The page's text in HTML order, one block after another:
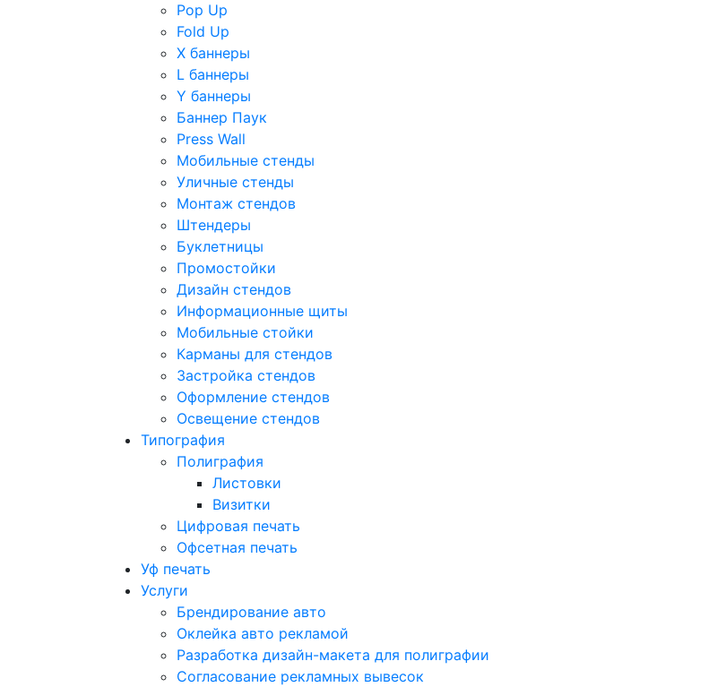
Pop Up
Fold Up
Х баннеры
L баннеры
Y баннеры
Баннер Паук
Press Wall
Мобильные стенды
Уличные стенды
Монтаж стендов
Штендеры
Буклетницы
Промостойки
Дизайн стендов
Информационные щиты
Мобильные стойки
Карманы для стендов
Застройка стендов
Оформление стендов
Освещение стендов
Типография
Полиграфия
Листовки
Визитки
Цифровая печать
Офсетная печать
Уф печать
Услуги
Брендирование авто
Оклейка авто рекламой
Разработка дизайн-макета для полиграфии
Согласование рекламных вывесок